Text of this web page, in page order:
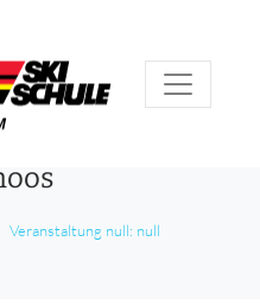
Veranstaltung null: null